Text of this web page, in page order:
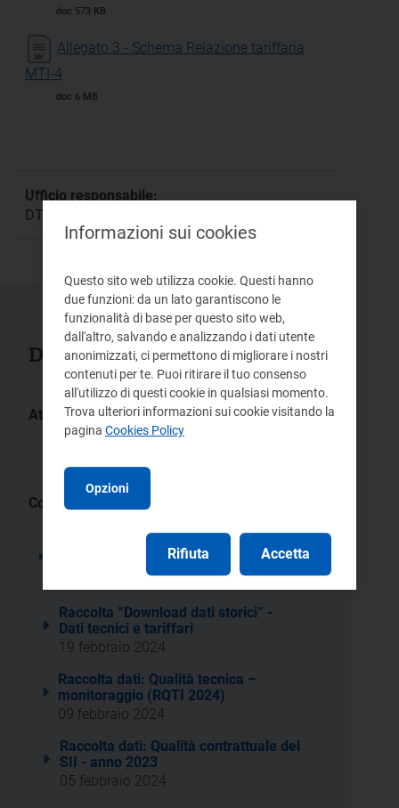
doc 573 KB
Allegato 3 - Schema Relazione tariffaria
MTI-4
doc 6 MB
Ufficio responsabile:
DTAC Direzione Tariffe e Corrispettivi Ambientali
Documenti collegati
Atti:
639/2023/R/idr
917/2017/R/idr
Comunicati operatori:
Pubblicazione costo medio della
fornitura elettrica nel settore idrico
Raccolta “Download dati storici” -
Dati tecnici e tariffari
19 febbraio 2024
Raccolta dati: Qualità tecnica –
monitoraggio (RQTI 2024)
09 febbraio 2024
Raccolta dati: Qualità contrattuale del
SII - anno 2023
05 febbraio 2024
Informazioni sui cookies
Questo sito web utilizza cookie. Questi hanno
due funzioni: da un lato garantiscono le
funzionalità di base per questo sito web,
dall'altro, salvando e analizzando i dati utente
anonimizzati, ci permettono di migliorare i nostri
contenuti per te. Puoi ritirare il tuo consenso
all'utilizzo di questi cookie in qualsiasi momento.
Trova ulteriori informazioni sui cookie visitando la
pagina Cookies Policy
Opzioni
Rifiuta Accetta